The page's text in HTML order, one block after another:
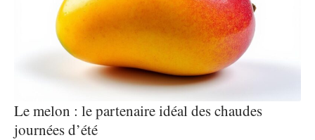
Le melon : le partenaire idéal des chaudes
journées d’été